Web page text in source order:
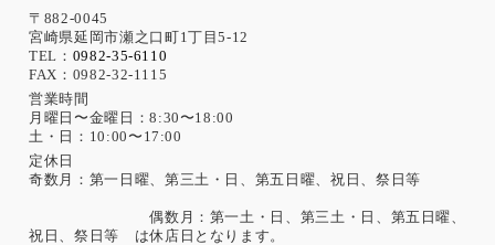
〒882-0045
宮崎県延岡市瀬之口町1丁目5-12
TEL： 0982-35-6110
FAX：0982-32-1115
営業時間
月曜日〜金曜日：8:30〜18:00
土・日：10:00〜17:00
定休日
奇数月：第一日曜、第三土・日、第五日曜、祝日、祭日等
偶数月：第一土・日、第三土・日、第五日曜、
祝日、祭日等 は休店日となります。